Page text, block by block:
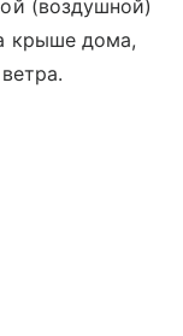
(воздушной)
крыше дома,